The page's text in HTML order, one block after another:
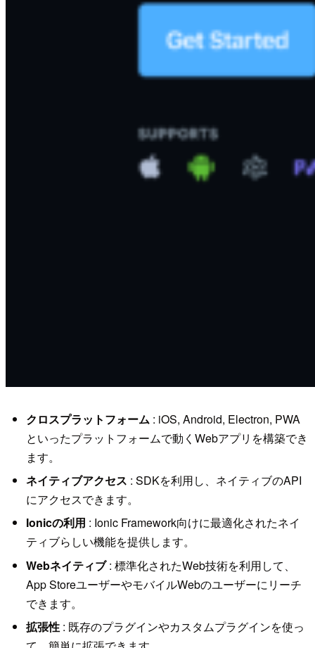
クロスプラットフォーム : iOS, Android, Electron, PWA
といったプラットフォームで動くWebアプリを構築でき
ます。
ネイティブアクセス : SDKを利用し、ネイティブのAPI
にアクセスできます。
Ionicの利用 : Ionic Framework向けに最適化されたネイ
ティブらしい機能を提供します。
Webネイティブ: 標準化されたWeb技術を利用して、
App StoreユーザーやモバイルWebのユーザーにリーチ
できます。
拡張性: 既存のプラグインやカスタムプラグインを使っ